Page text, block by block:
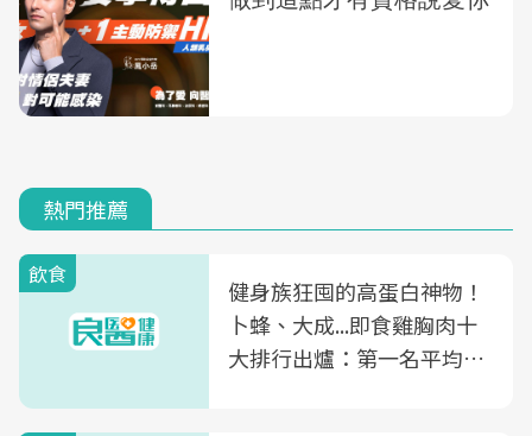
熱門推薦
飲食
健身族狂囤的高蛋白神物！
卜蜂、大成...即食雞胸肉十
大排行出爐：第一名平均一